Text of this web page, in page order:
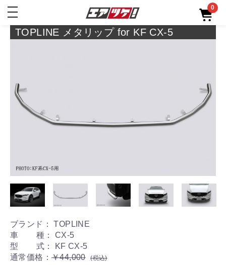
toggle
0
TOPLINE メタリップ for KF CX-5
ブランド： TOPLINE
車 種： CX-5
型 式： KF CX-5
通常価格： ￥44,000 (税込)